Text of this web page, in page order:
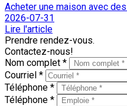
Acheter une maison avec des
2026-07-31
Lire l'article
Prendre rendez-vous.
Contactez-nous!
Nom complet *
Courriel *
Téléphone *
Téléphone *